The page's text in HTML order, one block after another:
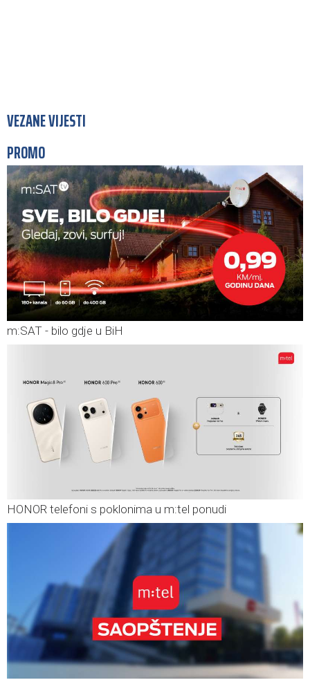
VEZANE VIJESTI
PROMO
m:SAT - bilo gdje u BiH
HONOR telefoni s poklonima u m:tel ponudi